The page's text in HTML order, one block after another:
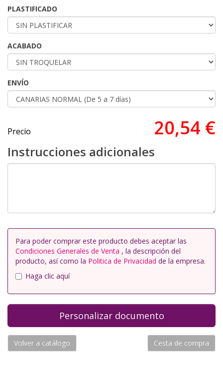
PLASTIFICADO
ACABADO
ENVÍO
Precio 20,54 €
Instrucciones adicionales
Para poder comprar este producto debes aceptar las
Condiciones Generales de Venta , la descripción del
producto, así como la Politica de Privacidad de la empresa.
Haga clic aquí
Volver a catálogo Cesta de compra